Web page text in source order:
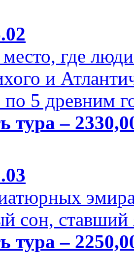
где
и
по 5 древним
тура –
сон, ставший
тура –